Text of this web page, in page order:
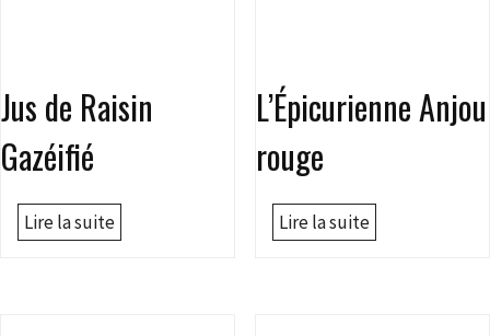
Jus de Raisin
Gazéifié
Lire la suite
L’Épicurienne Anjou
rouge
Lire la suite